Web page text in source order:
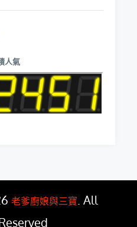
人氣
老爹廚娘與三寶 . All